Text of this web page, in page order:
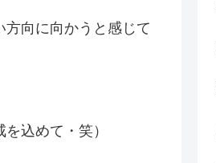
向に向かうと感じて
込めて・笑）